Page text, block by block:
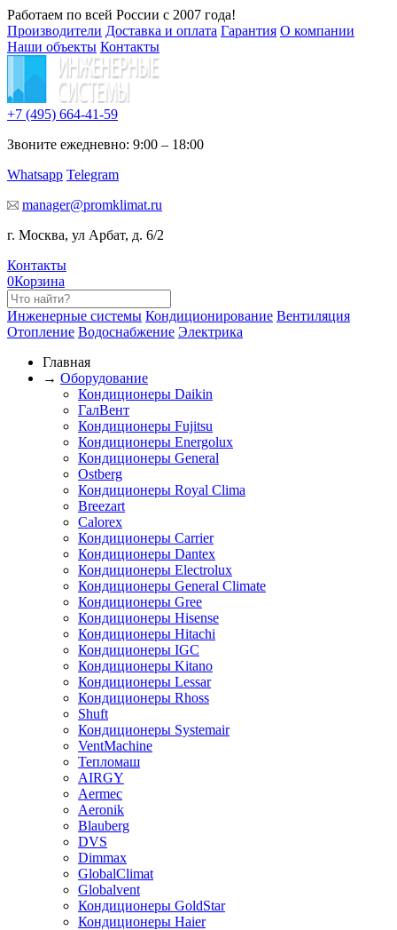
Работаем по всей России с 2007 года!
Производители Доставка и оплата Гарантия О компании
Наши объекты Контакты
+7 (495) 664-41-59
Звоните ежедневно: 9:00 – 18:00
Whatsapp Telegram
manager@promklimat.ru
г. Москва, ул Арбат, д. 6/2
Контакты
0Корзина
Инженерные системы Кондиционирование Вентиляция
Отопление Водоснабжение Электрика
Главная
→ Оборудование
Кондиционеры Daikin
ГалВент
Кондиционеры Fujitsu
Кондиционеры Energolux
Кондиционеры General
Ostberg
Кондиционеры Royal Clima
Breezart
Calorex
Кондиционеры Carrier
Кондиционеры Dantex
Кондиционеры Electrolux
Кондиционеры General Climate
Кондиционеры Gree
Кондиционеры Hisense
Кондиционеры Hitachi
Кондиционеры IGC
Кондиционеры Kitano
Кондиционеры Lessar
Кондиционеры Rhoss
Shuft
Кондиционеры Systemair
VentMachine
Тепломаш
AIRGY
Aermec
Aeronik
Blauberg
DVS
Dimmax
GlobalClimat
Globalvent
Кондиционеры GoldStar
Кондиционеры Haier